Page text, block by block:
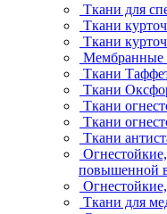
Ткани для
Ткани
Ткани
Мембранные
Ткани
Ткани
Ткани
Ткани
Ткани
повышенной
Ткани для